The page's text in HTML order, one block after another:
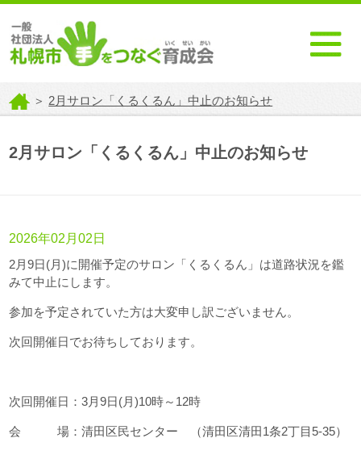
＞ 2月サロン「くるくるん」中止のお知らせ
2月サロン「くるくるん」中止のお知らせ
2026年02月02日
2月9日(月)に開催予定のサロン「くるくるん」は道路状況を鑑
みて中止にします。
参加を予定されていた方は大変申し訳ございません。
次回開催日でお待ちしております。
次回開催日：3月9日(月)10時～12時
会 場：清田区民センター （清田区清田1条2丁目5-35）